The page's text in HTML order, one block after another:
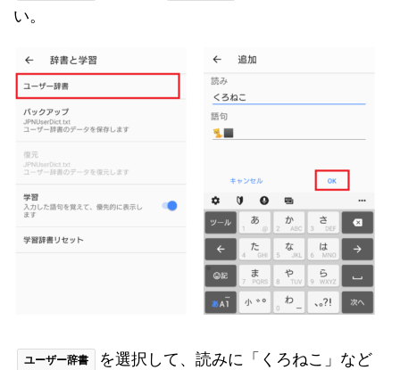
い。
ユーザー辞書 を選択して、読みに「くろねこ」など